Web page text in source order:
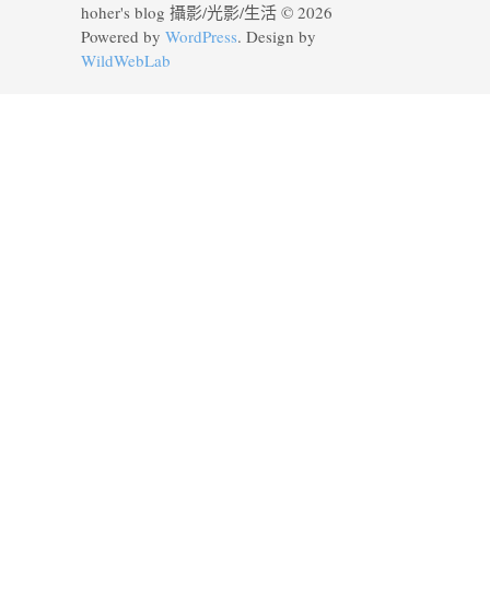
hoher's blog 攝影/光影/生活 © 2026
Powered by WordPress. Design by
WildWebLab